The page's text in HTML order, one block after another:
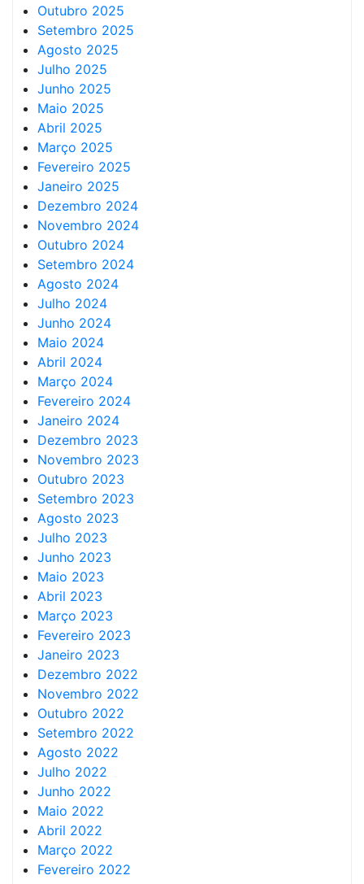
Outubro 2025
Setembro 2025
Agosto 2025
Julho 2025
Junho 2025
Maio 2025
Abril 2025
Março 2025
Fevereiro 2025
Janeiro 2025
Dezembro 2024
Novembro 2024
Outubro 2024
Setembro 2024
Agosto 2024
Julho 2024
Junho 2024
Maio 2024
Abril 2024
Março 2024
Fevereiro 2024
Janeiro 2024
Dezembro 2023
Novembro 2023
Outubro 2023
Setembro 2023
Agosto 2023
Julho 2023
Junho 2023
Maio 2023
Abril 2023
Março 2023
Fevereiro 2023
Janeiro 2023
Dezembro 2022
Novembro 2022
Outubro 2022
Setembro 2022
Agosto 2022
Julho 2022
Junho 2022
Maio 2022
Abril 2022
Março 2022
Fevereiro 2022